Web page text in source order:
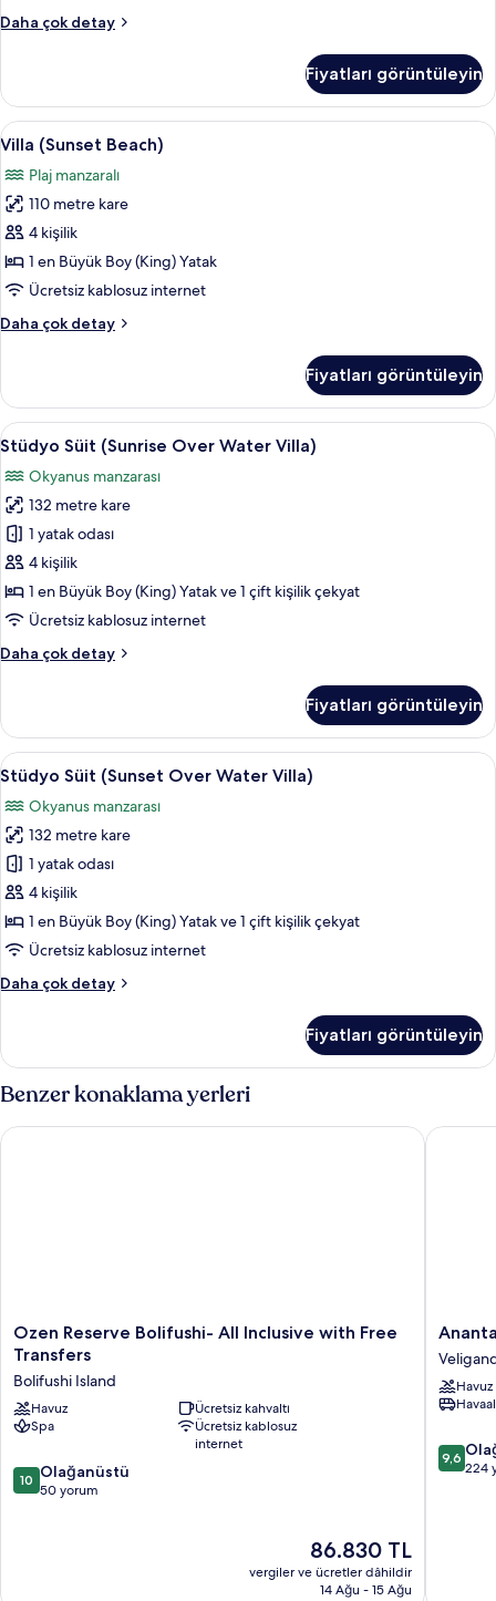
Daha çok detay
Villa
daha
fazla
detay
Fiyatları görüntüleyin
Villa
(Sunset
Beach)
için
tüm
fotoğrafları
görün
Villa (Sunset Beach) | Frette Italian
10
Villa (Sunset Beach)
Plaj manzaralı
110 metre kare
4 kişilik
1 en Büyük Boy (King) Yatak
Ücretsiz kablosuz internet
Daha çok detay
Villa
daha
fazla
detay
Fiyatları görüntüleyin
Stüdyo
Süit
(Sunrise
Over
Water
Villa)
için
tüm
görün
Frette Italian çarşaf takımı, kaliteli
11
Stüdyo Süit (Sunrise Over Water Villa)
Okyanus manzarası
132 metre kare
1 yatak odası
4 kişilik
1 en Büyük Boy (King) Yatak ve 1 çift kişilik çekyat
Ücretsiz kablosuz internet
Daha çok detay
Stüdyo
Water
Villa)
hakkında
fazla
detay
Fiyatları görüntüleyin
Stüdyo
Süit
(Sunset
Over
Water
Villa)
için
tüm
görün
Frette Italian çarşaf takımı, kaliteli
14
Stüdyo Süit (Sunset Over Water Villa)
Okyanus manzarası
132 metre kare
1 yatak odası
4 kişilik
1 en Büyük Boy (King) Yatak ve 1 çift kişilik çekyat
Ücretsiz kablosuz internet
Daha çok detay
Stüdyo
Water
hakkında
fazla
Fiyatları görüntüleyin
Benzer konaklama yerleri
Ozen
Reserve
All
Inclusive
with
Transfers
Bolifushi
Ozen Reserve Bolifushi- All Inclusive with Free
Transfers
Bolifushi Island
Havuz
Ücretsiz kahvaltı
Spa
Ücretsiz kablosuz
internet
10
üzerinden
10 Olağanüstü
50 yorum
Güncel
fiyat:
86.830 TL
86.830 TL
vergiler ve ücretler dâhildir
14 Ağu - 15 Ağu
Ozen Reserve Bolifushi- All Inclusive with Free Transfers
Veli
Resort
-
Only
Havuz
10
9,6
224